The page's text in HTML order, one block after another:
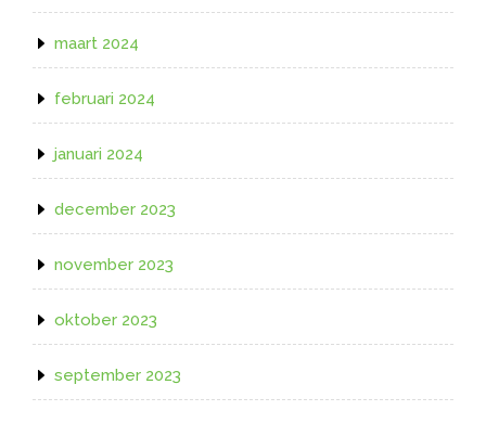
maart 2024
februari 2024
januari 2024
december 2023
november 2023
oktober 2023
september 2023